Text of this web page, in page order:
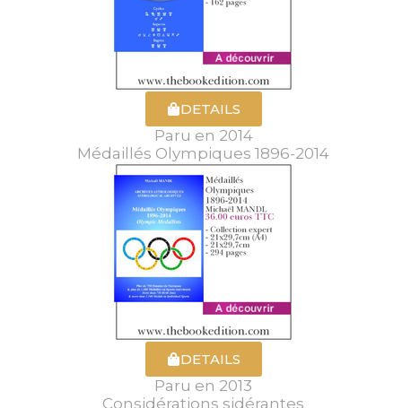
DETAILS
Paru en 2014
Médaillés Olympiques 1896-2014
DETAILS
Paru en 2013
Considérations sidérantes